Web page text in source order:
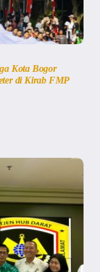
Kota Bogor
di Kirab FMP